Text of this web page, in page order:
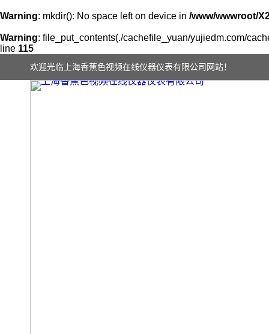
Warning: mkdir(): No space left on device in /www/wwwroot/
Warning: file_put_contents(./cachefile_yuan/yujiedm.com/
line 115
欢迎光临上海香蕉色视频在线仪器仪表有限公司网站！